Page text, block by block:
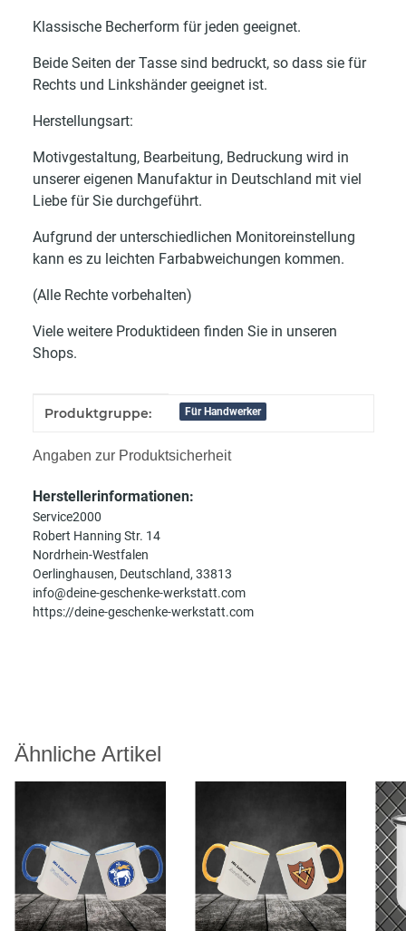
Klassische Becherform für jeden geeignet.
Beide Seiten der Tasse sind bedruckt, so dass sie für
Rechts und Linkshänder geeignet ist.
Herstellungsart:
Motivgestaltung, Bearbeitung, Bedruckung wird in
unserer eigenen Manufaktur in Deutschland mit viel
Liebe für Sie durchgeführt.
Aufgrund der unterschiedlichen Monitoreinstellung
kann es zu leichten Farbabweichungen kommen.
(Alle Rechte vorbehalten)
Viele weitere Produktideen finden Sie in unseren
Shops.
Produkteigenschaft
Wert
Produktgruppe: Für Handwerker
Angaben zur Produktsicherheit
Herstellerinformationen:
Service2000
Robert Hanning Str. 14
Nordrhein-Westfalen
Oerlinghausen, Deutschland, 33813
info@deine-geschenke-werkstatt.com
https://deine-geschenke-werkstatt.com
Ähnliche Artikel